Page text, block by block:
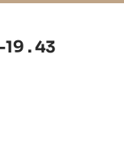
. 43